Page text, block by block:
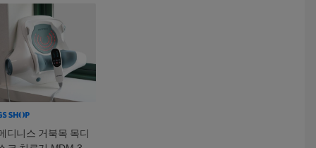
디니스 거북목 목디